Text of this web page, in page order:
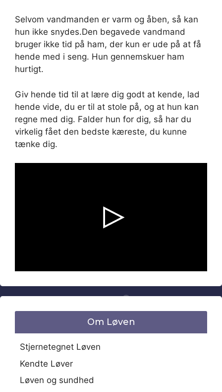
Selvom vandmanden er varm og åben, så kan
hun ikke snydes.Den begavede vandmand
bruger ikke tid på ham, der kun er ude på at få
hende med i seng. Hun gennemskuer ham
hurtigt.
Giv hende tid til at lære dig godt at kende, lad
hende vide, du er til at stole på, og at hun kan
regne med dig. Falder hun for dig, så har du
virkelig fået den bedste kæreste, du kunne
tænke dig.
Video is not published.
Om Løven
Stjernetegnet Løven
Kendte Løver
Løven og sundhed